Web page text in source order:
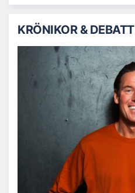
KRÖNIKOR & DEBATT